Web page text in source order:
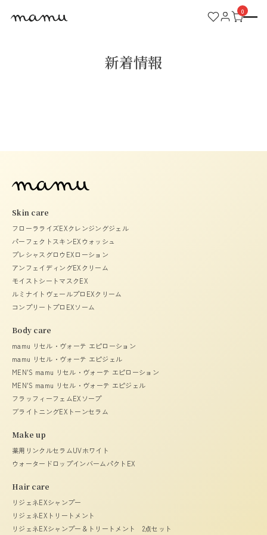
0
GUIDELINES
新着情報
Skin care
フローラライズEXクレンジングジェル
パーフェクトスキンEXウォッシュ
プレシャスグロウEXローション
アンフェイディングEXクリーム
モイストシートマスクEX
ルミナイトヴェールプロEXクリーム
コンプリートプロEXソーム
Body care
mamu リセル・ヴォーテ エピローション
mamu リセル・ヴォーテ エピジェル
MEN'S mamu リセル・ヴォーテ エピローション
MEN'S mamu リセル・ヴォーテ エピジェル
フラッフィーフェムEXソープ
ブライトニングEXトーンセラム
Make up
薬用リンクルセラムUVホワイト
ウォータードロップインバームパクトEX
Hair care
リジェネEXシャンプー
リジェネEXトリートメント
リジェネEXシャンプー＆トリートメント 2点セット